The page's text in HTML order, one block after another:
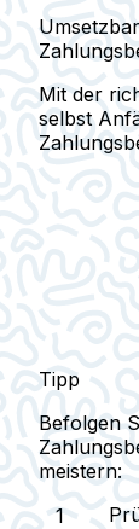
Mit der
selbst
Tipp
Befolgen
meistern: